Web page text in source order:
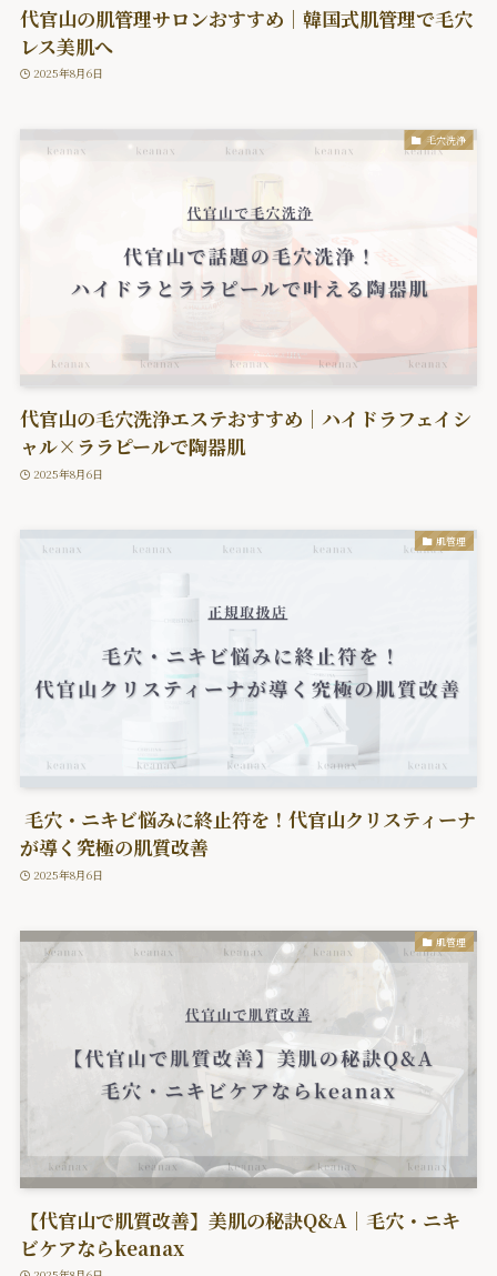
代官山の肌管理サロンおすすめ｜韓国式肌管理で毛穴
レス美肌へ
2025年8月6日
毛穴洗浄
代官山の毛穴洗浄エステおすすめ｜ハイドラフェイシ
ャル×ララピールで陶器肌
2025年8月6日
肌管理
毛穴・ニキビ悩みに終止符を！代官山クリスティーナ
が導く究極の肌質改善
2025年8月6日
肌管理
【代官山で肌質改善】美肌の秘訣Q&A｜毛穴・ニキ
ビケアならkeanax